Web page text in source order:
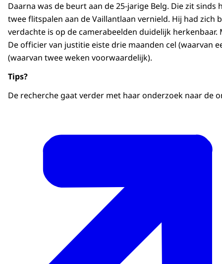
Daarna was de beurt aan de 25-jarige Belg. Die zit
twee flitspalen aan de Vaillantlaan vernield. Hij had
verdachte is op de camerabeelden duidelijk
De officier van justitie eiste drie maanden cel (waarvan
(waarvan twee weken voorwaardelijk).
Tips?
De recherche gaat verder met haar onderzoek naar de